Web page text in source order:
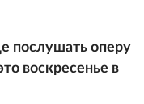
послушать оперу
воскресенье в